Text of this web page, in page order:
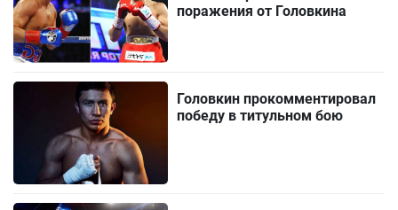
поражения от Головкина
Головкин прокомментировал
победу в титульном бою